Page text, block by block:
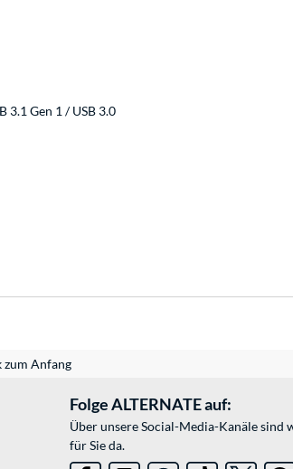
3.1 Gen 1 / USB 3.0
zum Anfang
Folge ALTERNATE auf:
Über unsere Social-Media-Kanäle
für Sie da.